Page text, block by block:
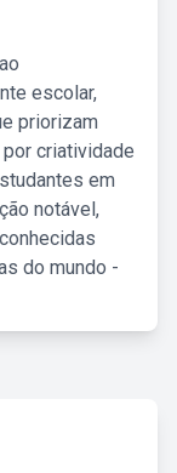
escolar,
priorizam
criatividade
em
notável,
do mundo -